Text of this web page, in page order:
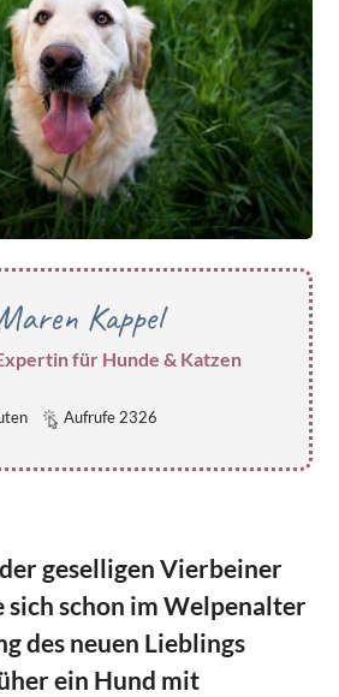
Kappel
für Hunde & Katzen
Aufrufe 2326
geselligen Vierbeiner
sich schon im Welpenalter
des neuen Lieblings
ein Hund mit